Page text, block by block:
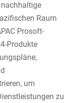
Raum
Prosoft-
Produkte
um
zu